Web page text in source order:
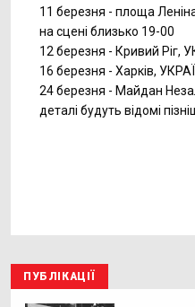
11 березня - площа
на сцені близько 19-00
12 березня - Кривий Ріг,
16 березня - Харків,
24 березня - Майдан
деталі будуть відомі
ПУБЛІКАЦІЇ